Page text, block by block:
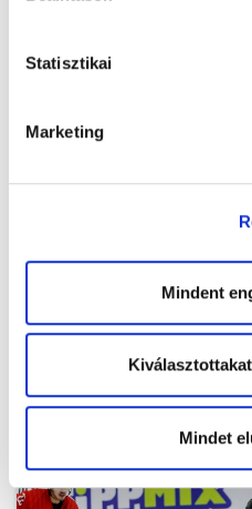
Statisztikai
Marketing
Mindent
Mindet
ml_191212_140.jpg